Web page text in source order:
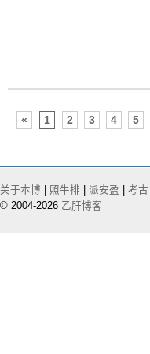
« 1 2 3 4 5
关于本博 照牛排 派安盈 考古
© 2004-2026 乙肝博客